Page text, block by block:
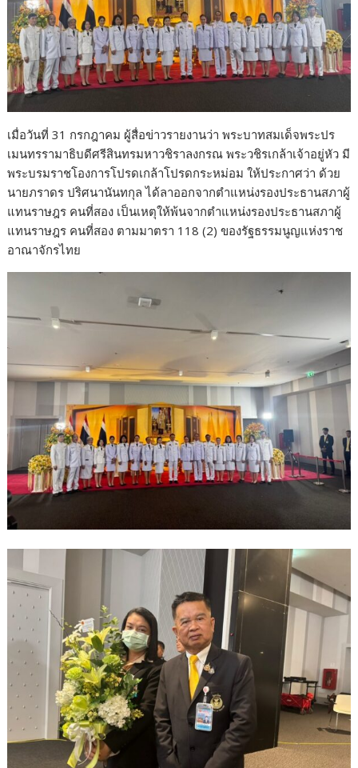
เมื่อวันที่ 31 กรกฎาคม ผู้สื่อข่าวรายงานว่า พระบาทสมเด็จพระปร
เมนทรรามาธิบดีศรีสินทรมหาวชิราลงกรณ พระวชิรเกล้าเจ้าอยู่หัว มี
พระบรมราชโองการโปรดเกล้าโปรดกระหม่อม ให้ประกาศว่า ด้วย
นายภราดร ปริศนานันทกุล ได้ลาออกจากตำแหน่งรองประธานสภาผู้
แทนราษฎร คนที่สอง เป็นเหตุให้พ้นจากตำแหน่งรองประธานสภาผู้
แทนราษฎร คนที่สอง ตามมาตรา 118 (2) ของรัฐธรรมนูญแห่งราช
อาณาจักรไทย